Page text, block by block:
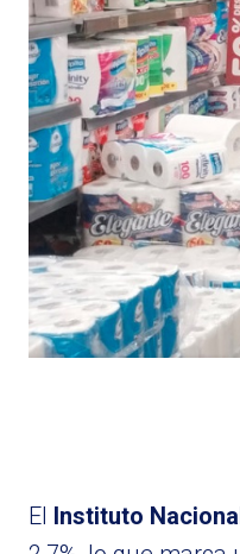
El Instituto